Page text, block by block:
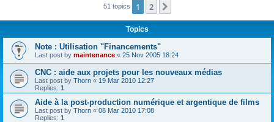
51 topics 1 2
Topics
Note : Utilisation "Financements"
Last post by maintenance « 25 Nov 2005 18:24
CNC : aide aux projets pour les nouveaux médias
Last post by Thorn « 19 Mar 2010 12:27
Replies: 1
Aide à la post-production numérique et argentique de films
Last post by Thorn « 08 Mar 2010 17:08
Replies: 1